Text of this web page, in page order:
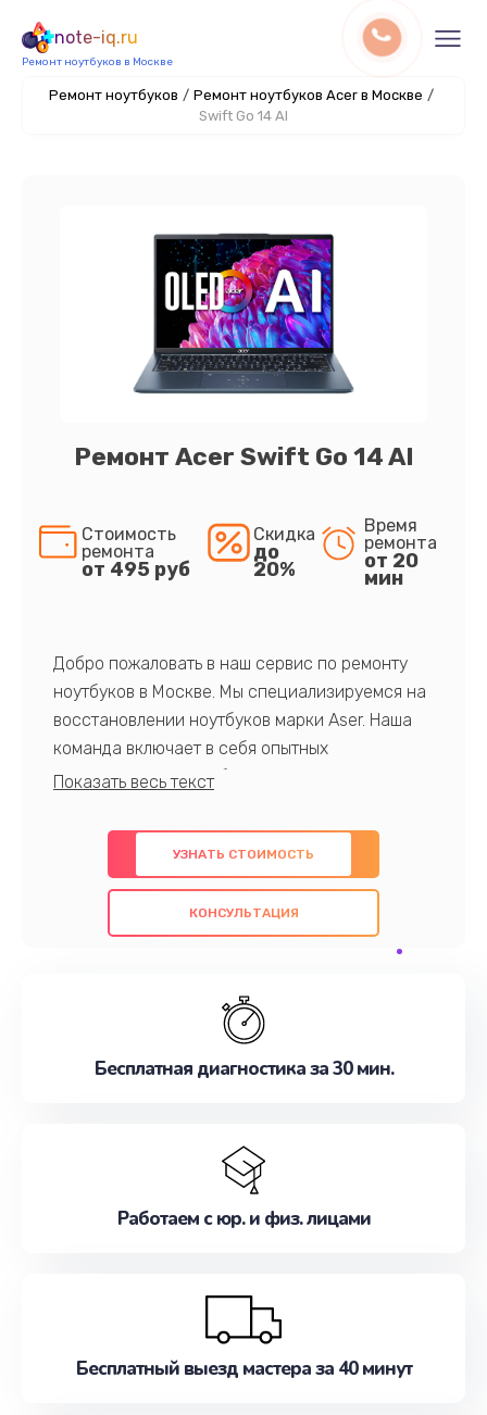
note-iq.ru
Ремонт ноутбуков в Москве
Ремонт ноутбуков / Ремонт ноутбуков Acer в Москве /
Swift Go 14 AI
Ремонт Acer Swift Go 14 AI
Стоимость
ремонта
от 495 руб
Скидка
до
20%
Время
ремонта
от 20
мин
Добро пожаловать в наш сервис по ремонту
ноутбуков в Москве. Мы специализируемся на
восстановлении ноутбуков марки Aser. Наша
команда включает в себя опытных
профессионалов с обширными знаниями и
предлагаем быстрый и качественный ремонт с
использованием оригинальных компонентов, а
также гарантируем качество всех
проведенных работ. Наша цель - предоставить
наилучшим образом. Не медлите записаться на
УЗНАТЬ СТОИМОСТЬ
КОНСУЛЬТАЦИЯ
Бесплатная диагностика за 30 мин.
Работаем с юр. и физ. лицами
Бесплатный выезд мастера за 40 минут